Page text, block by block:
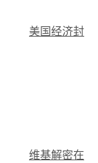
美国经济封
维基解密在